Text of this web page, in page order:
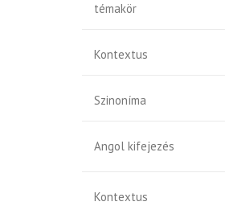
témakör
Kontextus
Szinoníma
Angol kifejezés
Kontextus